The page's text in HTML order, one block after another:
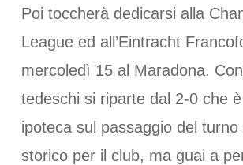
Poi toccherà dedicarsi alla
League ed all’Eintracht
mercoledì 15 al Maradona.
tedeschi si riparte dal 2-0 che
ipoteca sul passaggio del
storico per il club, ma guai a